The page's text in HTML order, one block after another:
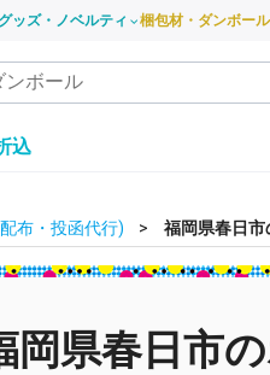
グッズ・ノベルティ 梱包材・ダンボール
込
布・投函代行) 福岡県春日
岡県春日市